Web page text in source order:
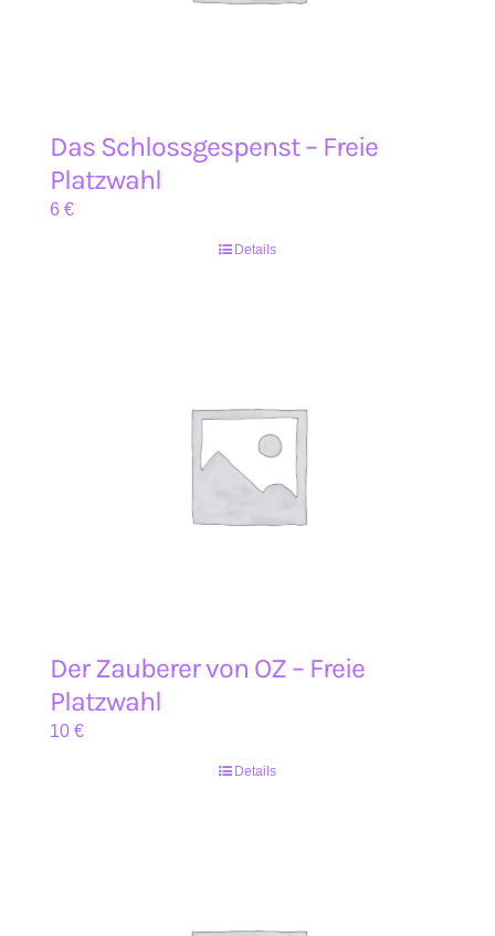
Das Schlossgespenst – Freie
Platzwahl
6 €
Details
Der Zauberer von OZ – Freie
Platzwahl
10 €
Details